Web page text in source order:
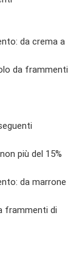
da crema a
da frammenti
più del 15%
da marrone
frammenti di